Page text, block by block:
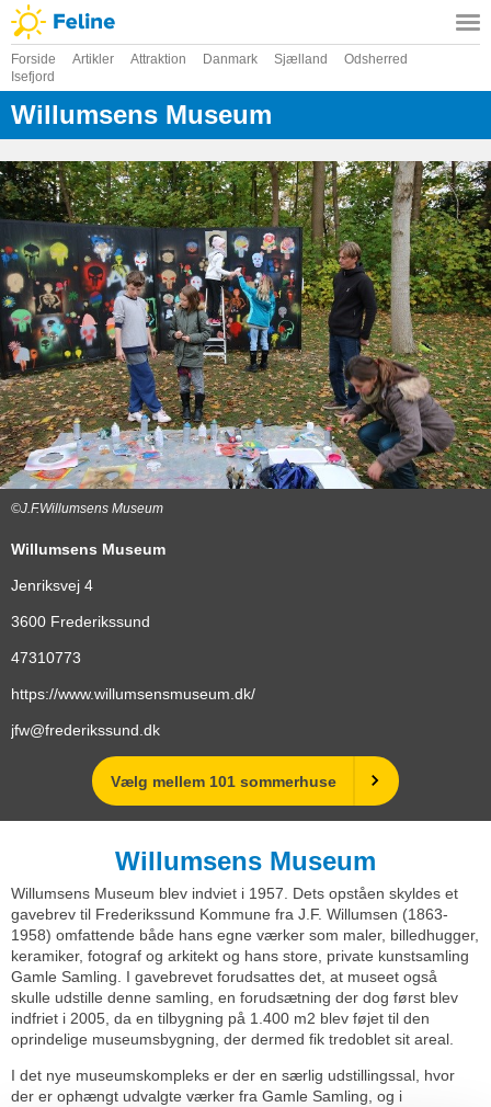
Forside Artikler Attraktion Danmark Sjælland
Odsherred
Isefjord
Willumsens Museum
©J.F.Willumsens Museum
Willumsens Museum
Jenriksvej 4
3600 Frederikssund
47310773
https://www.willumsensmuseum.dk/
jfw@frederikssund.dk
Vælg mellem 101 sommerhuse
Willumsens Museum
Willumsens Museum blev indviet i 1957. Dets opståen skyldes et
gavebrev til Frederikssund Kommune fra J.F. Willumsen (1863-
1958) omfattende både hans egne værker som maler, billedhugger,
keramiker, fotograf og arkitekt og hans store, private kunstsamling
Gamle Samling. I gavebrevet forudsattes det, at museet også
skulle udstille denne samling, en forudsætning der dog først blev
indfriet i 2005, da en tilbygning på 1.400 m2 blev føjet til den
oprindelige museumsbygning, der dermed fik tredoblet sit areal.
I det nye museumskompleks er der en særlig udstillingssal, hvor
der er ophængt udvalgte værker fra Gamle Samling, og i